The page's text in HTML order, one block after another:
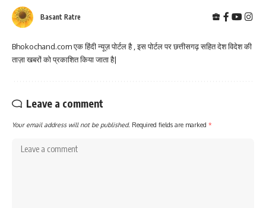
Basant Ratre
Bhokochand.com एक हिंदी न्यूज़ पोर्टल है , इस पोर्टल पर छत्तीसगढ़ सहित देश विदेश की
ताज़ा खबरों को प्रकाशित किया जाता है|
Leave a comment
Your email address will not be published. Required fields are marked *